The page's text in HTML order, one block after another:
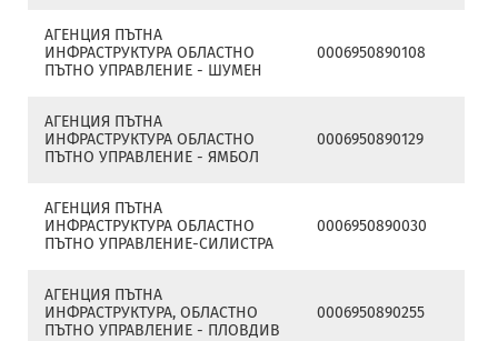
АГЕНЦИЯ ПЪТНА
ИНФРАСТРУКТУРА ОБЛАСТНО
ПЪТНО УПРАВЛЕНИЕ - ШУМЕН
0006950890108
АГЕНЦИЯ ПЪТНА
ИНФРАСТРУКТУРА ОБЛАСТНО
ПЪТНО УПРАВЛЕНИЕ - ЯМБОЛ
0006950890129
АГЕНЦИЯ ПЪТНА
ИНФРАСТРУКТУРА ОБЛАСТНО
ПЪТНО УПРАВЛЕНИЕ-СИЛИСТРА
0006950890030
АГЕНЦИЯ ПЪТНА
ИНФРАСТРУКТУРА, ОБЛАСТНО
ПЪТНО УПРАВЛЕНИЕ - ПЛОВДИВ
0006950890255